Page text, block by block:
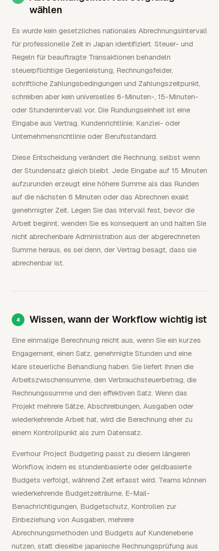
wählen
Es wurde kein gesetzliches nationales Abrechnungsintervall
für professionelle Zeit in Japan identifiziert. Steuer- und
Regeln für beauftragte Transaktionen behandeln
steuerpflichtige Gegenleistung, Rechnungsfelder,
schriftliche Zahlungsbedingungen und Zahlungszeitpunkt,
schreiben aber kein universelles 6-Minuten-, 15-Minuten-
oder Stundenintervall vor. Die Rundungseinheit ist eine
Eingabe aus Vertrag, Kundenrichtlinie, Kanzlei- oder
Unternehmensrichtlinie oder Berufsstandard.
Diese Entscheidung verändert die Rechnung, selbst wenn
der Stundensatz gleich bleibt. Jede Eingabe auf 15 Minuten
aufzurunden erzeugt eine höhere Summe als das Runden
auf die nächsten 6 Minuten oder das Abrechnen exakt
genehmigter Zeit. Legen Sie das Intervall fest, bevor die
Arbeit beginnt, wenden Sie es konsequent an und halten Sie
nicht abrechenbare Administration aus der abgerechneten
Summe heraus, es sei denn, der Vertrag besagt, dass sie
abrechenbar ist.
Wissen, wann der Workflow wichtig ist
Eine einmalige Berechnung reicht aus, wenn Sie ein kurzes
Engagement, einen Satz, genehmigte Stunden und eine
klare steuerliche Behandlung haben. Sie liefert Ihnen die
Arbeitszwischensumme, den Verbrauchsteuerbetrag, die
Rechnungssumme und den effektiven Satz. Wenn das
Projekt mehrere Sätze, Abschreibungen, Ausgaben oder
wiederkehrende Arbeit hat, wird die Berechnung eher zu
einem Kontrollpunkt als zum Datensatz.
Everhour Project Budgeting passt zu diesem längeren
Workflow, indem es stundenbasierte oder geldbasierte
Budgets verfolgt, während Zeit erfasst wird. Teams können
wiederkehrende Budgetzeiträume, E-Mail-
Benachrichtigungen, Budgetschutz, Kontrollen zur
Einbeziehung von Ausgaben, mehrere
Abrechnungsmethoden und Budgets auf Kundenebene
nutzen, statt dieselbe japanische Rechnungsprüfung aus